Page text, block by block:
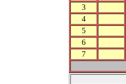
3
4
5
6
7